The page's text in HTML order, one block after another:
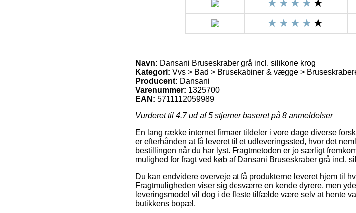
Navn: Dansani Bruseskraber grå incl. silikone krog
Kategori: Vvs > Bad > Brusekabiner & vægge >
Producent: Dansani
Varenummer: 1325700
EAN: 5711112059989
Vurderet til 4.7ud af 5 stjerner baseret på 8 anmeldelser
En lang række internet firmaer tildeler i vore dage diverse
er efterhånden at få leveret til et udleveringssted, hvor det
bestillingen når du har lyst. Fragtmetoden er jo særligt
mulighed for fragt ved køb af Dansani Bruseskraber grå incl.
Du kan endvidere overveje at få produkterne leveret hjem til
Fragtmuligheden viser sig desværre en kende dyrere, men
leveringsmodel vil dog i de fleste tilfælde være selv at hente
butikkens bopæl.